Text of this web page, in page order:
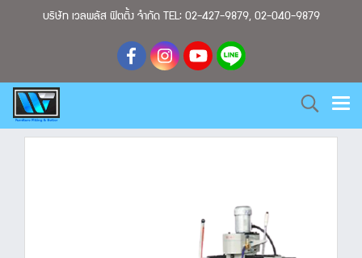
บริษัท เวลพลัส ฟิตติ้ง จำกัด TEL: 02-427-9879, 02-040-9879